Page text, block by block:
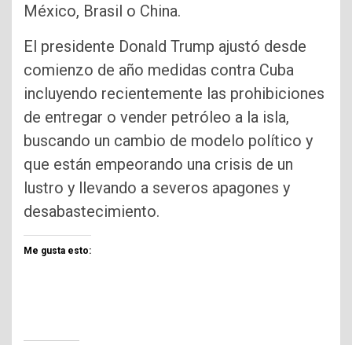
México, Brasil o China.
El presidente Donald Trump ajustó desde
comienzo de año medidas contra Cuba
incluyendo recientemente las prohibiciones
de entregar o vender petróleo a la isla,
buscando un cambio de modelo político y
que están empeorando una crisis de un
lustro y llevando a severos apagones y
desabastecimiento.
Me gusta esto: